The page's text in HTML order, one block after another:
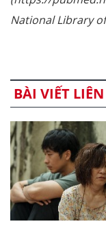
National Library
BÀI VIẾT